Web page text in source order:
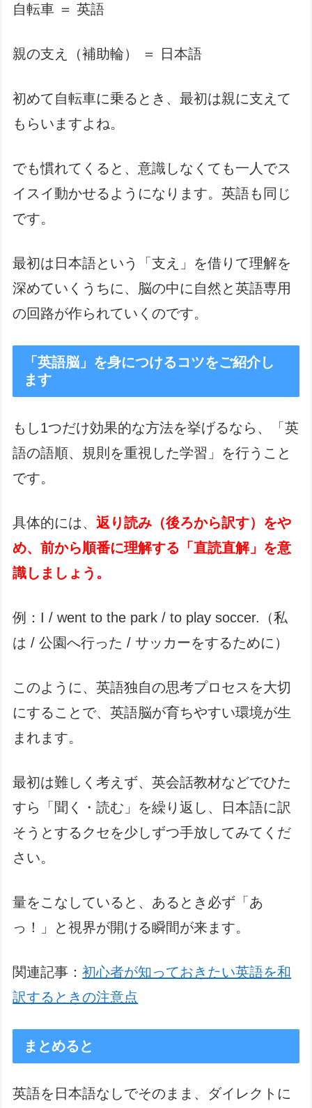
自転車 ＝ 英語
親の支え（補助輪） ＝ 日本語
初めて自転車に乗るとき、最初は親に支えて
もらいますよね。
でも慣れてくると、意識しなくても一人でス
イスイ動かせるようになります。英語も同じ
です。
最初は日本語という「支え」を借りて理解を
深めていくうちに、脳の中に自然と英語専用
の回路が作られていくのです。
「英語脳」を身につけるコツをご紹介し
ます
もし1つだけ効果的な方法を挙げるなら、「英
語の語順、規則を重視した学習」を行うこと
です。
具体的には、返り読み（後ろから訳す）をや
め、前から順番に理解する「直読直解」を意
識しましょう。
例：I / went to the park / to play soccer.（私
は / 公園へ行った / サッカーをするために）
このように、英語独自の思考プロセスを大切
にすることで、英語脳が育ちやすい環境が生
まれます。
最初は難しく考えず、英会話教材などでひた
すら「聞く・読む」を繰り返し、日本語に訳
そうとするクセを少しずつ手放してみてくだ
さい。
量をこなしていると、あるとき必ず「あ
っ！」と視界が開ける瞬間が来ます。
関連記事：初心者が知っておきたい英語を和
訳するときの注意点
まとめると
英語を日本語なしでそのまま、ダイレクトに